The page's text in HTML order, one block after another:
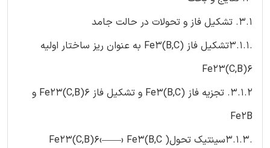
3.1. تشکیل فاز و تحولات در حالت جامد
.3.1.1تشکیل فاز (Fe3(B,C به عنوان ریز ساختار اولیه
Fe23(C,B)6
3.1.2. تجزیه فاز (Fe3(B,C و تشکیل فاز Fe23(C,B)6 و
Fe2B
.3.1.3سینتیک تحول( Fe23(C,B)6‹——› Fe3(B,C